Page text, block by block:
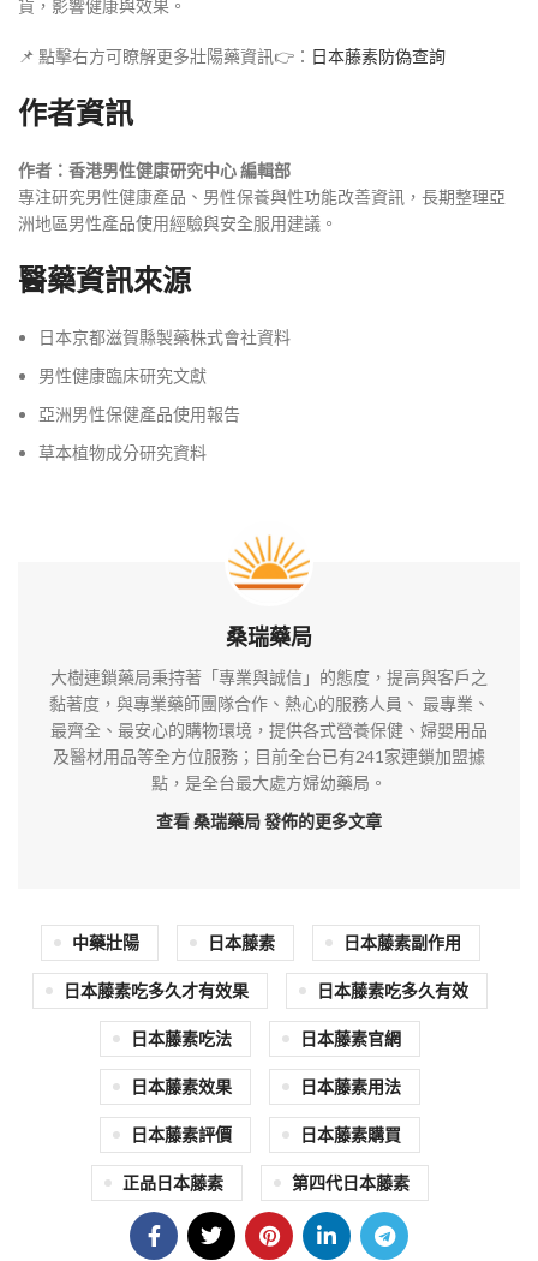
貨，影響健康與效果。
📌 點擊右方可瞭解更多壯陽藥資訊👉： 日本藤素防偽查詢
作者資訊
作者：香港男性健康研究中心 編輯部
專注研究男性健康產品、男性保養與性功能改善資訊，長期整理亞
洲地區男性產品使用經驗與安全服用建議。
醫藥資訊來源
日本京都滋賀縣製藥株式會社資料
男性健康臨床研究文獻
亞洲男性保健產品使用報告
草本植物成分研究資料
桑瑞藥局
大樹連鎖藥局秉持著「專業與誠信」的態度，提高與客戶之
黏著度，與專業藥師團隊合作、熱心的服務人員、 最專業、
最齊全、最安心的購物環境，提供各式營養保健、婦嬰用品
及醫材用品等全方位服務；目前全台已有241家連鎖加盟據
點，是全台最大處方婦幼藥局。
查看 桑瑞藥局發佈的更多文章
中藥壯陽 日本藤素 日本藤素副作用
日本藤素吃多久才有效果 日本藤素吃多久有效
日本藤素吃法 日本藤素官網
日本藤素效果 日本藤素用法
日本藤素評價 日本藤素購買
正品日本藤素 第四代日本藤素